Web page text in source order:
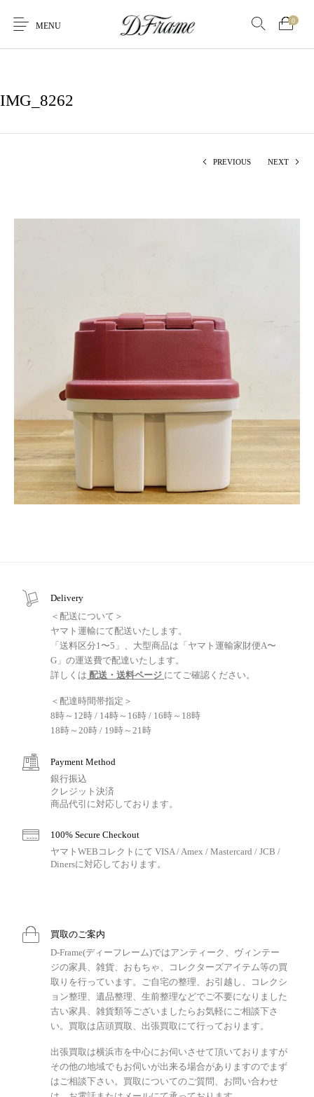
MENU
0
IMG_8262
PREVIOUS NEXT
Delivery
＜配送について＞
ヤマト運輸にて配送いたします。
「送料区分1〜5」、大型商品は「ヤマト運輸家財便A〜
G」の運送費で配達いたします。
詳しくは 配送・送料ページ にてご確認ください。
＜配達時間帯指定＞
8時～12時 / 14時～16時 / 16時～18時
18時～20時 / 19時～21時
Payment Method
銀行振込
クレジット決済
商品代引に対応しております。
100% Secure Checkout
ヤマトWEBコレクトにて VISA / Amex / Mastercard / JCB /
Dinersに対応しております。
買取のご案内
D-Frame(ディーフレーム)ではアンティーク、ヴィンテー
ジの家具、雑貨、おもちゃ、コレクターズアイテム等の買
取りを行っています。ご自宅の整理、お引越し、コレクシ
ョン整理、遺品整理、生前整理などでご不要になりました
古い家具、雑貨類等ございましたらお気軽にご相談下さ
い。買取は店頭買取、出張買取にて行っております。
出張買取は横浜市を中心にお伺いさせて頂いておりますが
その他の地域でもお伺いが出来る場合がありますのでまず
はご相談下さい。買取についてのご質問、お問い合わせ